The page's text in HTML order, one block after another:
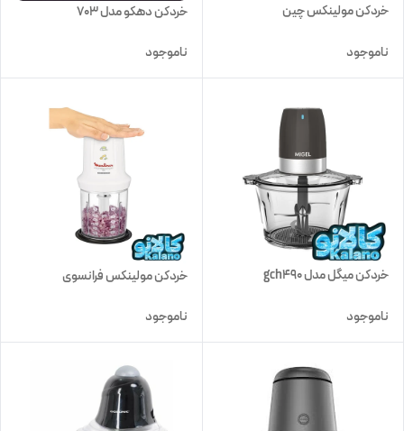
خردکن مولینکس چین
ناموجود
خردکن دهکو مدل 703
ناموجود
خردکن میگل مدل gch490
ناموجود
خردکن مولینکس فرانسوی
ناموجود